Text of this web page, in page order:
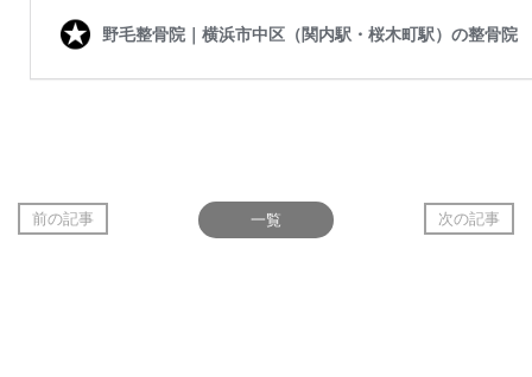
前の記事 一覧 次の記事